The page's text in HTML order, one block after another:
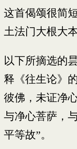
这首偈颂很简
土法门大根大
以下所摘选的
释《往生论》
彼佛，未证净
与净心菩萨，
平等故”。